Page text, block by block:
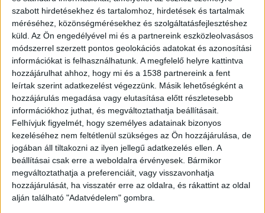
szabott hirdetésekhez és tartalomhoz, hirdetések és tartalmak
méréséhez, közönségmérésekhez és szolgáltatásfejlesztéshez
küld. Az Ön engedélyével mi és a partnereink eszközleolvasásos
módszerrel szerzett pontos geolokációs adatokat és azonosítási
információkat is felhasználhatunk. A megfelelő helyre kattintva
hozzájárulhat ahhoz, hogy mi és a 1538 partnereink a fent
leírtak szerint adatkezelést végezzünk. Másik lehetőségként a
hozzájárulás megadása vagy elutasítása előtt részletesebb
információkhoz juthat, és megváltoztathatja beállításait.
Felhívjuk figyelmét, hogy személyes adatainak bizonyos
kezeléséhez nem feltétlenül szükséges az Ön hozzájárulása, de
jogában áll tiltakozni az ilyen jellegű adatkezelés ellen. A
beállításai csak erre a weboldalra érvényesek. Bármikor
megváltoztathatja a preferenciáit, vagy visszavonhatja
hozzájárulását, ha visszatér erre az oldalra, és rákattint az oldal
alján található "Adatvédelem" gombra.
menet kiegészítette még egy kis illegális
bevétellel. A nyomozás adatai alapján
drogbiznisze mint egy éve virágzott, míg 2023.
március 6-án a KR NNI kábítószerbűnözés elleni
nyomozói a KR egyenruhásaival közösen le nem
csaptak rá.A Kékvillogo.hu legfrissebb híreit ide
kattintva tudod elolvasni.